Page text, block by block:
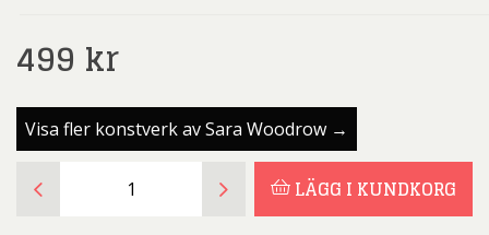
499 kr
Visa fler konstverk av Sara Woodrow →
Woodrow
LÄGG I KUNDKORG